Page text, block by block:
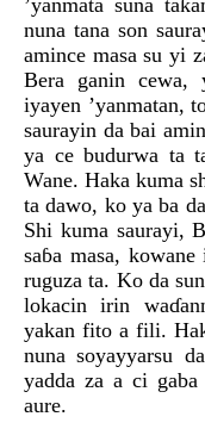
’yanmata suna
nuna tana son
amince masa su yi
Bera ganin cewa,
iyayen ’yanmatan,
saurayin da bai
ya ce budurwa ta
Wane. Haka kuma
ta dawo, ko ya ba
Shi kuma saurayi,
saɓa masa,
ruguza ta. Ko da
lokacin irin
yakan fito a fili.
nuna soyayyarsu
yadda za a ci
aure.